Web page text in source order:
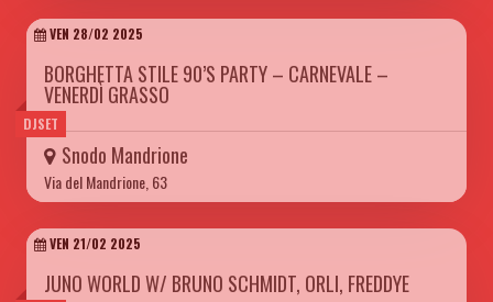
DJSET
VEN 28/02 2025
BORGHETTA STILE 90’S PARTY – CARNEVALE –
VENERDÌ GRASSO
Snodo Mandrione
Via del Mandrione, 63
VEN 21/02 2025
JUNO WORLD W/ BRUNO SCHMIDT, ORLI, FREDDYE